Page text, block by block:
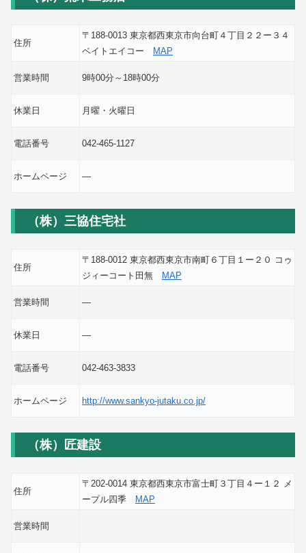
住所
〒188-0013 東京都西東京市向台町４丁目２２ー３４
ベイトエイコー
MAP
営業時間 9時00分～18時00分
休業日 月曜・火曜日
電話番号 042-465-1127
ホームページ ―
（株）三協住宅社
住所
〒188-0012 東京都西東京市南町６丁目１ー２０ コゥ
ジィーコート田無 MAP
営業時間 ―
休業日 ―
電話番号 042-463-3833
ホームページ http://www.sankyo-jutaku.co.jp/
（株）匠建設
住所
〒202-0014 東京都西東京市富士町３丁目４ー１２ メ
ープル四季
MAP
営業時間